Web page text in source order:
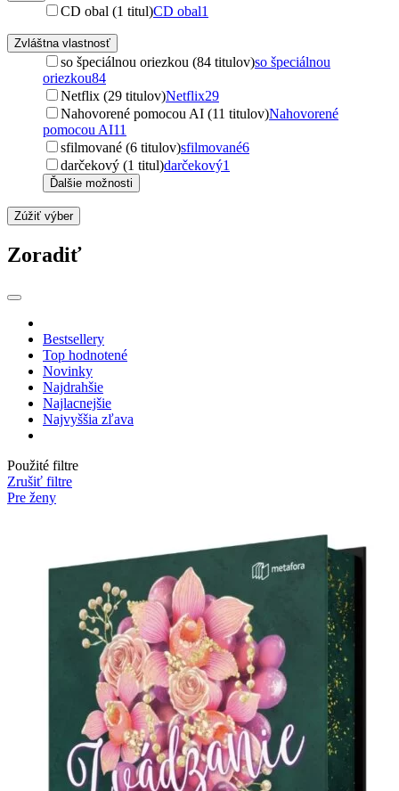
CD obal (1 titul)CD obal1
Zvláštna vlastnosť
so špeciálnou oriezkou (84 titulov)so špeciálnou
oriezkou84
Netflix (29 titulov)Netflix29
Nahovorené pomocou AI (11 titulov)Nahovorené
pomocou AI11
sfilmované (6 titulov)sfilmované6
darčekový (1 titul)darčekový1
Ďalšie možnosti
Zúžiť výber
Zoradiť
Bestsellery
Top hodnotené
Novinky
Najdrahšie
Najlacnejšie
Najvyššia zľava
Použité filtre
Zrušiť filtre
Pre ženy